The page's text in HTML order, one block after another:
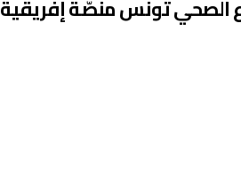
الصحي تونس منصّة إفريقية